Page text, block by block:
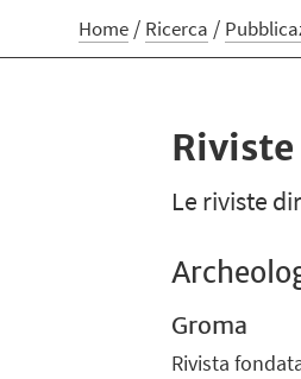
Home Ricerca
Riviste
Le riviste
Groma
Rivista